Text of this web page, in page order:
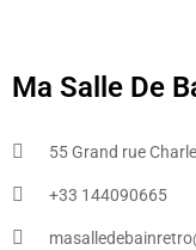
Ma Salle De
55 Grand rue
+33 144090665​